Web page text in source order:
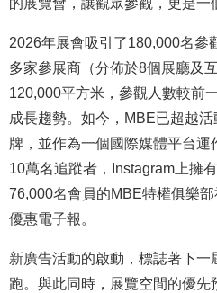
2026年展會吸引了180,000名參
多家參展商（分佈於8個展廳及
120,000平方米，參觀人數較前
成長趨勢。如今，MBE已超越
牌，並作為一個國際媒體平台運
10萬名追蹤者，Instagram上擁
76,000名會員的MBE特權俱樂
優惠電子報。
新廣告活動的啟動，標誌著下一
跑。與此同時，展覽空間的優